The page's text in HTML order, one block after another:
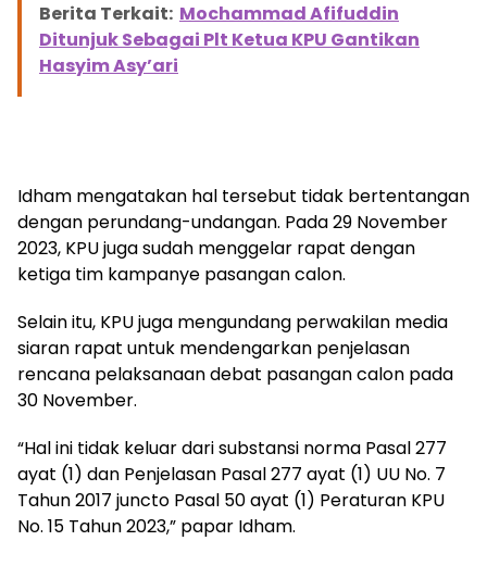
Berita Terkait: Mochammad Afifuddin
Ditunjuk Sebagai Plt Ketua KPU Gantikan
Hasyim Asy’ari
Idham mengatakan hal tersebut tidak bertentangan
dengan perundang-undangan. Pada 29 November
2023, KPU juga sudah menggelar rapat dengan
ketiga tim kampanye pasangan calon.
Selain itu, KPU juga mengundang perwakilan media
siaran rapat untuk mendengarkan penjelasan
rencana pelaksanaan debat pasangan calon pada
30 November.
“Hal ini tidak keluar dari substansi norma Pasal 277
ayat (1) dan Penjelasan Pasal 277 ayat (1) UU No. 7
Tahun 2017 juncto Pasal 50 ayat (1) Peraturan KPU
No. 15 Tahun 2023,” papar Idham.